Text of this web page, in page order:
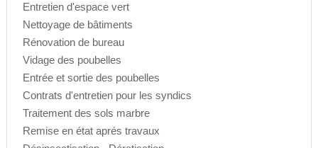
Entretien d'espace vert
Nettoyage de bâtiments
Rénovation de bureau
Vidage des poubelles
Entrée et sortie des poubelles
Contrats d'entretien pour les syndics
Traitement des sols marbre
Remise en état aprés travaux